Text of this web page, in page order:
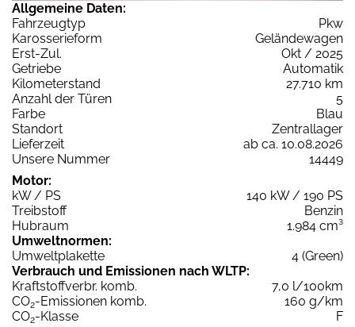
Allgemeine Daten:
Fahrzeugtyp
Pkw
Karosserieform
Geländewagen
Erst-Zul.
Okt / 2025
Getriebe
Automatik
Kilometerstand
27.710 km
Anzahl der Türen
5
Farbe
Blau
Standort
Zentrallager
Lieferzeit
ab ca. 10.08.2026
Unsere Nummer
14449
Motor:
kW / PS
140 kW / 190 PS
Treibstoff
Benzin
Hubraum
1.984 cm³
Umweltnormen:
Umweltplakette
4 (Green)
Verbrauch und Emissionen nach WLTP:
Kraftstoffverbr. komb.
7,0 l/100km
CO2-Emissionen komb.
160 g/km
CO2-Klasse
F